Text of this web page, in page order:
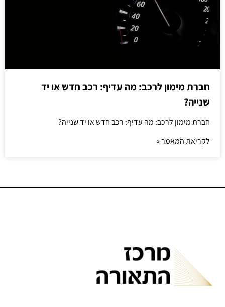
חברת מימון לרכב: מה עדיף: רכב חדש או יד
שנייה?
חברת מימון לרכב: מה עדיף: רכב חדש או יד שנייה?
לקריאת המאמר »